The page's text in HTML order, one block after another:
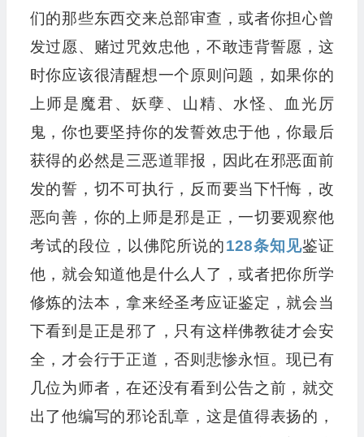
们的那些东西交来总部审查，或者你担心曾
发过愿、赌过咒效忠他，不敢违背誓愿，这
时你应该很清醒想一个原则问题，如果你的
上师是魔君、妖孽、山精、水怪、血光厉
鬼，你也要坚持你的发誓效忠于他，你最后
获得的必然是三恶道罪报，因此在邪恶面前
发的誓，切不可执行，反而要当下忏悔，改
恶向善，你的上师是邪是正，一切要观察他
考试的段位，以佛陀所说的128条知见鉴证
他，就会知道他是什么人了，或者把你所学
修炼的法本，拿来经圣考应证鉴定，就会当
下看到是正是邪了，只有这样佛教徒才会安
全，才会行于正道，否则悲惨永恒。现已有
几位为师者，在还没有看到公告之前，就交
出了他编写的邪论乱章，这是值得表扬的，